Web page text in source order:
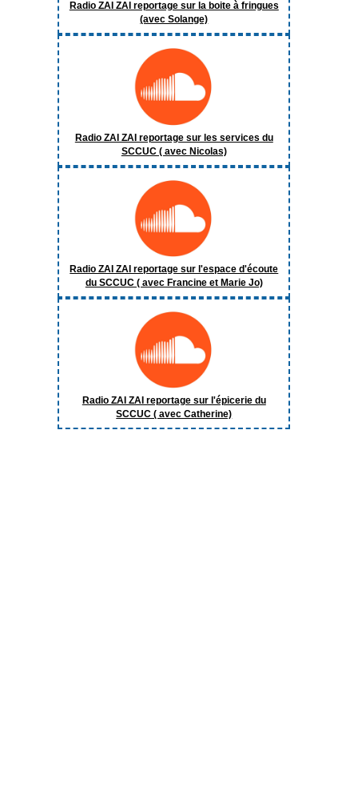
Radio ZAI ZAI reportage sur la boite à fringues
(avec Solange)
Radio ZAI ZAI reportage sur les services du
SCCUC ( avec Nicolas)
Radio ZAI ZAI reportage sur l'espace d'écoute
du SCCUC ( avec Francine et Marie Jo)
Radio ZAI ZAI reportage sur l'épicerie du
SCCUC ( avec Catherine)